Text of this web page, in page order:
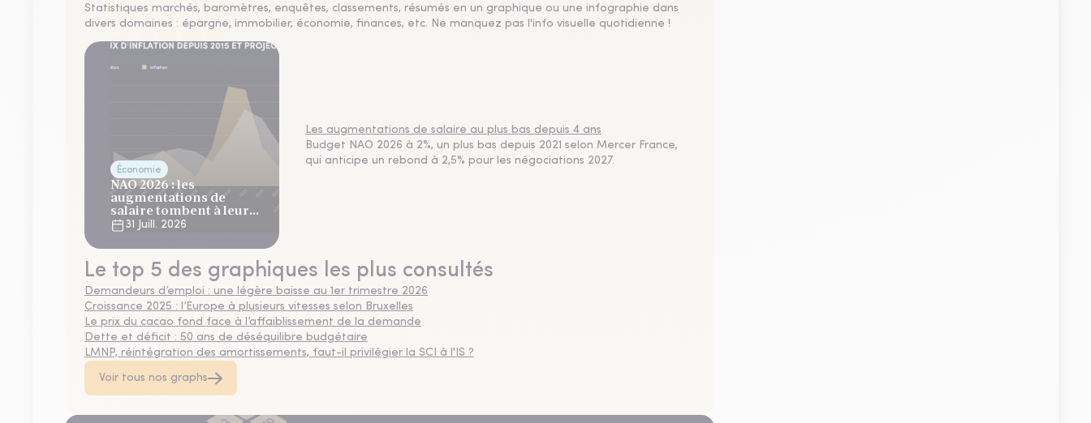
Statistiques marchés, baromètres, enquêtes, classements, résumés en un graphique ou une infographie dans
divers domaines : épargne, immobilier, économie, finances, etc. Ne manquez pas l'info visuelle quotidienne !
Économie
NAO 2026 : les
augmentations de
salaire tombent à leur
plus bas niveau depuis 4
ans
31 Juill. 2026
Les augmentations de salaire au plus bas depuis 4 ans
Budget NAO 2026 à 2%, un plus bas depuis 2021 selon Mercer France,
qui anticipe un rebond à 2,5% pour les négociations 2027.
Le top 5 des graphiques les plus consultés
Demandeurs d’emploi : une légère baisse au 1er trimestre 2026
Croissance 2025 : l’Europe à plusieurs vitesses selon Bruxelles
Le prix du cacao fond face à l’affaiblissement de la demande
Dette et déficit : 50 ans de déséquilibre budgétaire
LMNP, réintégration des amortissements, faut-il privilégier la SCI à l'IS ?
Voir tous nos graphs